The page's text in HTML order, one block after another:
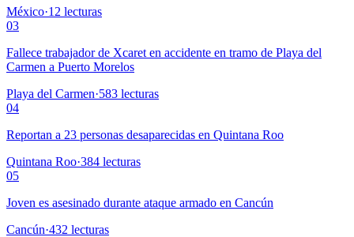
México·12 lecturas
03
Fallece trabajador de Xcaret en accidente en tramo de Playa del
Carmen a Puerto Morelos
Playa del Carmen·583 lecturas
04
Reportan a 23 personas desaparecidas en Quintana Roo
Quintana Roo·384 lecturas
05
Joven es asesinado durante ataque armado en Cancún
Cancún·432 lecturas